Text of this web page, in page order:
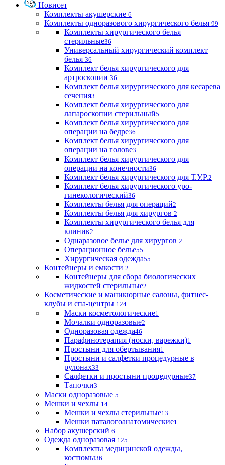
Новисет
Комплекты акушерские 6
Комплекты одноразового хирургического белья 99
Комплекты хирургического белья
стерильные36
Универсальный хирургический комплект
белья 36
Комплект белья хирургического для
артроскопии 36
Комплект белья хирургического для кесарева
сечения3
Комплект белья хирургического для
лапароскопии стерильный5
Комплект белья хирургического для
операции на бедре36
Комплект белья хирургического для
операции на голове3
Комплект белья хирургического для
операции на конечности36
Комплект белья хирургического для Т.У.Р.2
Комплект белья хирургического уро-
гинекологический36
Комплекты белья для операций2
Комплекты белья для хирургов 2
Комплекты хирургического белья для
клиник2
Однаразовое белье для хирургов 2
Операционное белье55
Хирургическая одежда55
Контейнеры и емкости 2
Контейнеры для сбора биологических
жидкостей стерильные2
Косметические и маникюрные салоны, фитнес-
клубы и спа-центры 124
Маски косметологические1
Мочалки одноразовые2
Одноразовая одежда46
Парафинотерапия (носки, варежки)1
Простыни для обертывания1
Простыни и салфетки процедурные в
рулонах33
Салфетки и простыни процедурные37
Тапочки3
Маски одноразовые 5
Мешки и чехлы 14
Мешки и чехлы стерильные13
Мешки паталогоанатомические1
Набор акушерский 6
Одежда одноразовая 125
Комплекты медицинской одежды,
костюмы36